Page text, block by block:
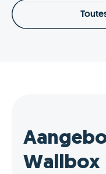
Wallbox